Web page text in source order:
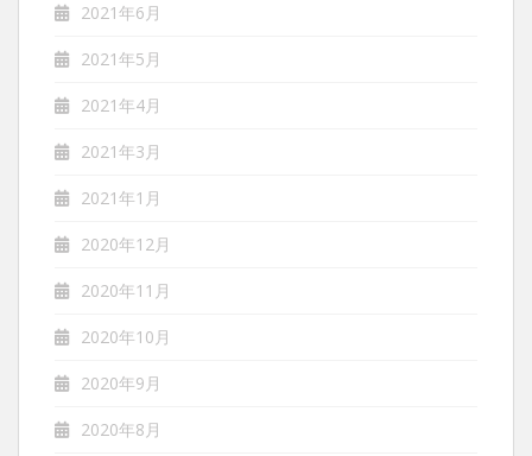
2021年6月
2021年5月
2021年4月
2021年3月
2021年1月
2020年12月
2020年11月
2020年10月
2020年9月
2020年8月